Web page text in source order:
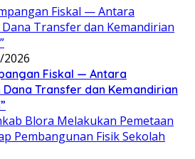
Fiskal — Antara
Transfer dan Kemandirian